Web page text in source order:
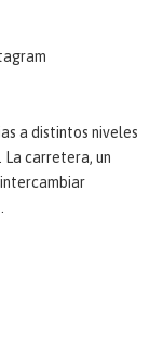
a distintos niveles
carretera, un